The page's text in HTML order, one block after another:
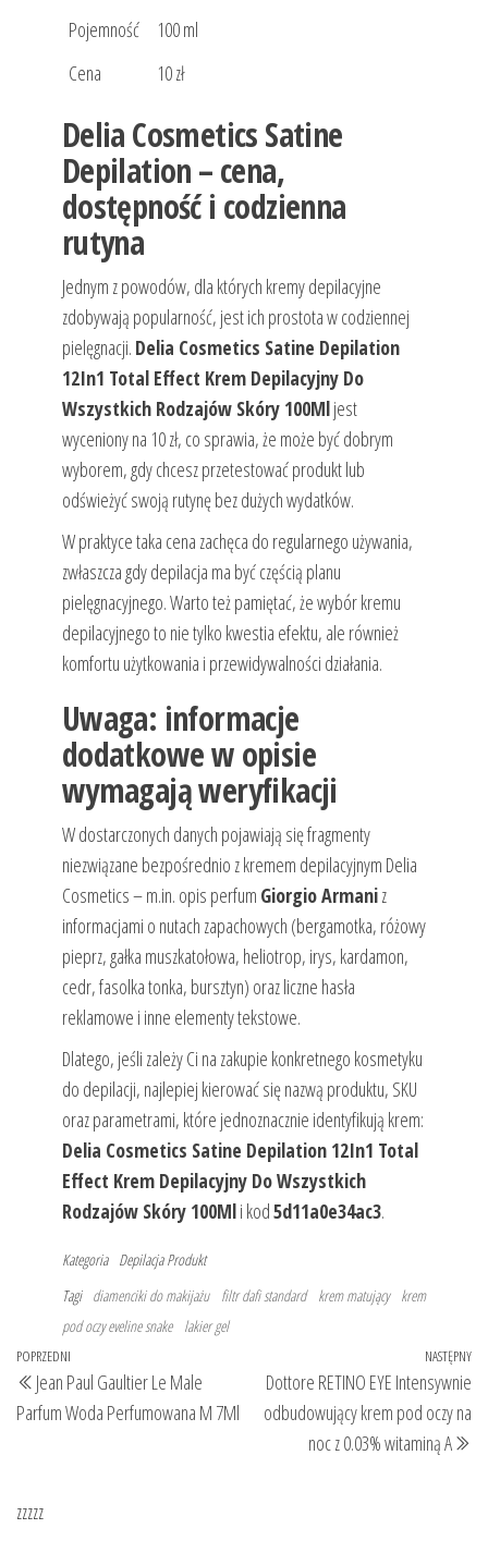
Pojemność
100 ml
Cena
10 zł
Delia Cosmetics Satine
Depilation – cena,
dostępność i codzienna
rutyna
Jednym z powodów, dla których kremy depilacyjne
zdobywają popularność, jest ich prostota w codziennej
pielęgnacji. Delia Cosmetics Satine Depilation
12In1 Total Effect Krem Depilacyjny Do
Wszystkich Rodzajów Skóry 100Mljest
wyceniony na 10 zł, co sprawia, że może być dobrym
wyborem, gdy chcesz przetestować produkt lub
odświeżyć swoją rutynę bez dużych wydatków.
W praktyce taka cena zachęca do regularnego używania,
zwłaszcza gdy depilacja ma być częścią planu
pielęgnacyjnego. Warto też pamiętać, że wybór kremu
depilacyjnego to nie tylko kwestia efektu, ale również
komfortu użytkowania i przewidywalności działania.
Uwaga: informacje
dodatkowe w opisie
wymagają weryfikacji
W dostarczonych danych pojawiają się fragmenty
niezwiązane bezpośrednio z kremem depilacyjnym Delia
Cosmetics – m.in. opis perfum Giorgio Armaniz
informacjami o nutach zapachowych (bergamotka, różowy
pieprz, gałka muszkatołowa, heliotrop, irys, kardamon,
cedr, fasolka tonka, bursztyn) oraz liczne hasła
reklamowe i inne elementy tekstowe.
Dlatego, jeśli zależy Ci na zakupie konkretnego kosmetyku
do depilacji, najlepiej kierować się nazwą produktu, SKU
oraz parametrami, które jednoznacznie identyfikują krem:
Delia Cosmetics Satine Depilation 12In1 Total
Effect Krem Depilacyjny Do Wszystkich
Rodzajów Skóry 100Mli kod5d11a0e34ac3.
Kategoria Depilacja Produkt
Tagi diamenciki do makijażu filtr dafi standard krem matujący
krem
pod oczy eveline snake
lakier gel
Nawigacja
wpisu
Poprzedni
wpis
POPRZEDNI
Jean Paul Gaultier Le Male
Parfum Woda Perfumowana M 7Ml
NASTĘPNY
Dottore RETINO EYE Intensywnie
odbudowujący krem pod oczy na
noc z 0.03% witaminą A
zzzzz